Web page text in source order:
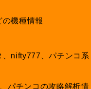
機種情報
nifty777、パチンコ系
パチンコの攻略解析情